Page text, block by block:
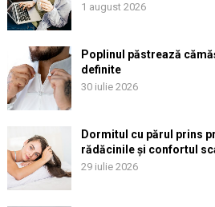
1 august 2026
Poplinul păstrează
definite
30 iulie 2026
Dormitul cu părul prins
rădăcinile și confortul
29 iulie 2026